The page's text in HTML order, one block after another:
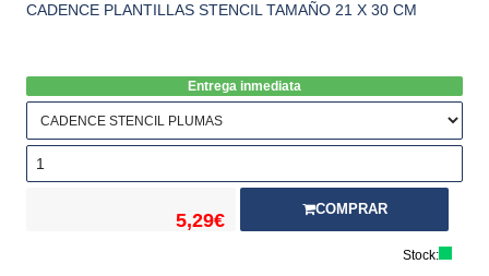
CADENCE PLANTILLAS STENCIL TAMAÑO 21 X 30 CM
Entrega inmediata
5,29€
COMPRAR
Stock: